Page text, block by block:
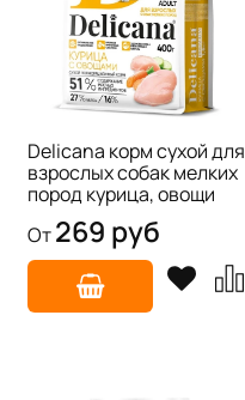
Delicana корм сухой для
взрослых собак мелких
пород курица, овощи
От269 руб